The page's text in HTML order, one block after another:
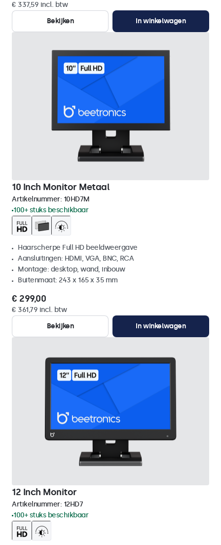
€ 337,59 incl. btw
Bekijken
In winkelwagen
10 Inch Monitor Metaal
Artikelnummer: 10HD7M
100+ stuks beschikbaar
Haarscherpe Full HD beeldweergave
Aansluitingen: HDMI, VGA, BNC, RCA
Montage: desktop, wand, inbouw
Buitenmaat: 243 x 165 x 35 mm
€ 299,00
€ 361,79 incl. btw
Bekijken
In winkelwagen
12 Inch Monitor
Artikelnummer: 12HD7
100+ stuks beschikbaar